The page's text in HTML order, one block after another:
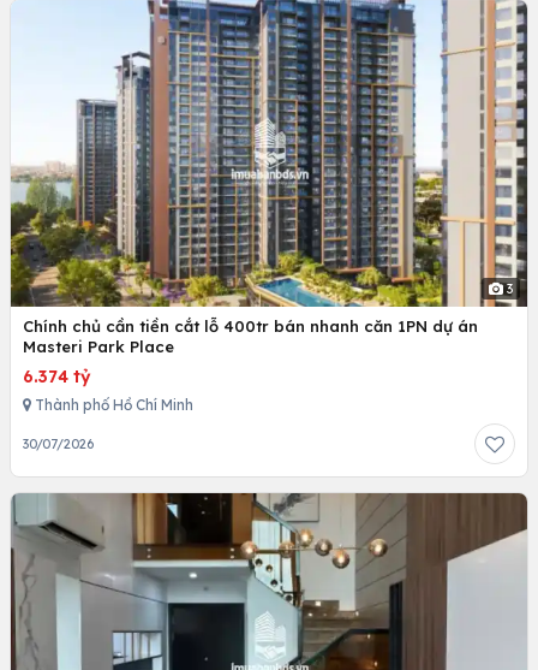
3
Chính chủ cần tiền cắt lỗ 400tr bán nhanh căn 1PN dự án
Masteri Park Place
6.374 tỷ
Thành phố Hồ Chí Minh
30/07/2026